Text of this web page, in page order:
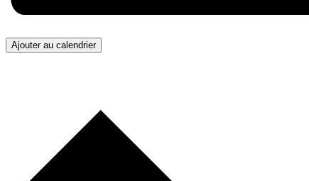
Ajouter au calendrier